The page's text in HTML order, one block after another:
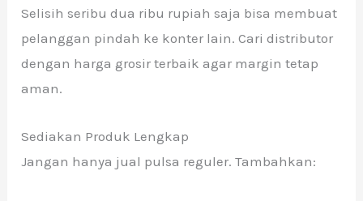
Selisih seribu dua ribu rupiah saja bisa membuat
pelanggan pindah ke konter lain. Cari distributor
dengan harga grosir terbaik agar margin tetap
aman.
Sediakan Produk Lengkap
Jangan hanya jual pulsa reguler. Tambahkan: